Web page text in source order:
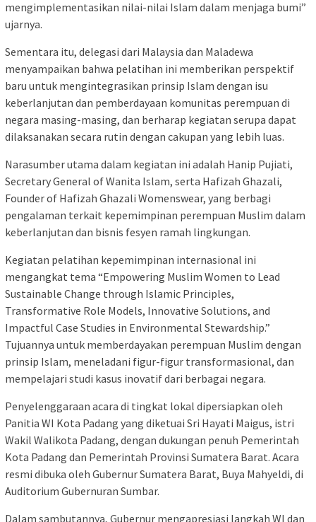
mengimplementasikan nilai-nilai Islam dalam menjaga bumi”
ujarnya.
Sementara itu, delegasi dari Malaysia dan Maladewa
menyampaikan bahwa pelatihan ini memberikan perspektif
baru untuk mengintegrasikan prinsip Islam dengan isu
keberlanjutan dan pemberdayaan komunitas perempuan di
negara masing-masing, dan berharap kegiatan serupa dapat
dilaksanakan secara rutin dengan cakupan yang lebih luas.
Narasumber utama dalam kegiatan ini adalah Hanip Pujiati,
Secretary General of Wanita Islam, serta Hafizah Ghazali,
Founder of Hafizah Ghazali Womenswear, yang berbagi
pengalaman terkait kepemimpinan perempuan Muslim dalam
keberlanjutan dan bisnis fesyen ramah lingkungan.
Kegiatan pelatihan kepemimpinan internasional ini
mengangkat tema “Empowering Muslim Women to Lead
Sustainable Change through Islamic Principles,
Transformative Role Models, Innovative Solutions, and
Impactful Case Studies in Environmental Stewardship.”
Tujuannya untuk memberdayakan perempuan Muslim dengan
prinsip Islam, meneladani figur-figur transformasional, dan
mempelajari studi kasus inovatif dari berbagai negara.
Penyelenggaraan acara di tingkat lokal dipersiapkan oleh
Panitia WI Kota Padang yang diketuai Sri Hayati Maigus, istri
Wakil Walikota Padang, dengan dukungan penuh Pemerintah
Kota Padang dan Pemerintah Provinsi Sumatera Barat. Acara
resmi dibuka oleh Gubernur Sumatera Barat, Buya Mahyeldi, di
Auditorium Gubernuran Sumbar.
Dalam sambutannya, Gubernur mengapresiasi langkah WI dan